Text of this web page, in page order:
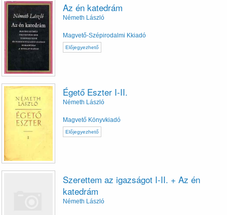
Az én katedrám
Németh László
Magvető-Szépirodalmi Kkiadó
Előjegyezhető
Égető Eszter I-II.
Németh László
Magvető Könyvkiadó
Előjegyezhető
Szerettem az igazságot I-II. + Az én
katedrám
Németh László